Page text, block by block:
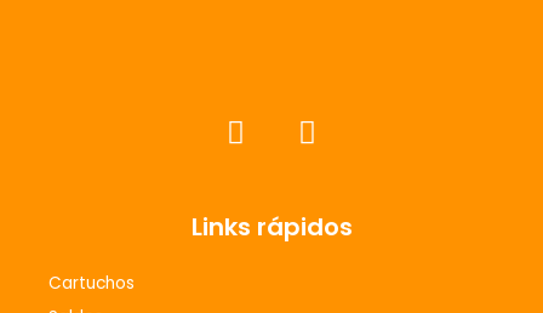
F
a
b
I
n
a
Links rápidos
Cartuchos